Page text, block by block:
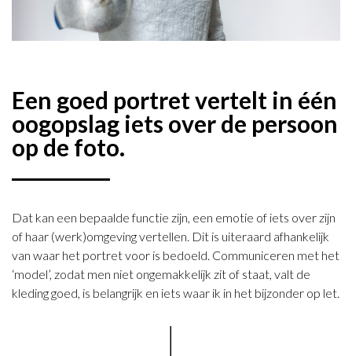
Een goed portret vertelt in één
oogopslag iets over de persoon
op de foto.
Dat kan een bepaalde functie zijn, een emotie of iets over zijn
of haar (werk)omgeving vertellen. Dit is uiteraard afhankelijk
van waar het portret voor is bedoeld. Communiceren met het
‘model’, zodat men niet ongemakkelijk zit of staat, valt de
kleding goed, is belangrijk en iets waar ik in het bijzonder op let.